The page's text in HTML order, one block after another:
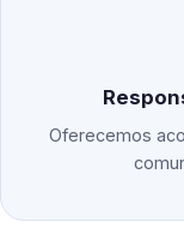
Oferecemos